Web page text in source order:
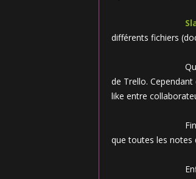
différents fichiers
de Trello.
like entre
que toutes les notes